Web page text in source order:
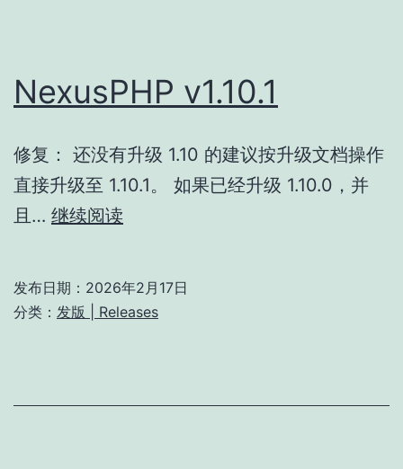
NexusPHP v1.10.1
修复： 还没有升级 1.10 的建议按升级文档操作
直接升级至 1.10.1。 如果已经升级 1.10.0，并
且… 继续阅读
发布日期： 2026年2月17日
分类： 发版 | Releases